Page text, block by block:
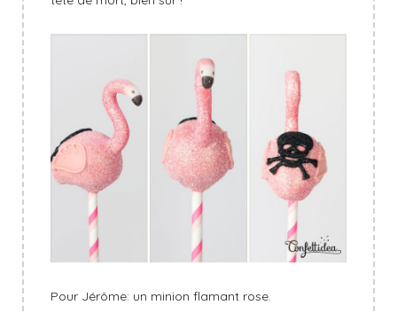
Pour Jérôme: un minion flamant rose.